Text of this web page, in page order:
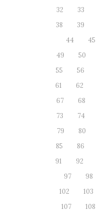
32
33
38
39
44
45
49
50
55
56
61
62
67
68
73
74
79
80
85
86
91
92
97
98
102
103
107
108